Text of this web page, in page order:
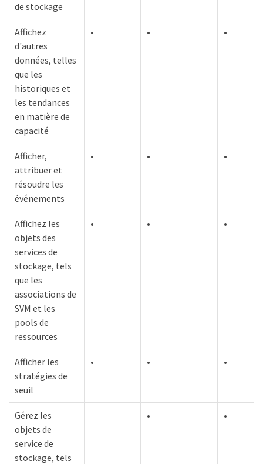
de stockage
Affichez
d'autres
données, telles
que les
historiques et
les tendances
en matière de
capacité
• • •
Afficher,
attribuer et
résoudre les
événements
• • •
Affichez les
objets des
services de
stockage, tels
que les
associations de
SVM et les
pools de
ressources
• • •
Afficher les
stratégies de
seuil
• • •
Gérez les
objets de
service de
stockage, tels
• •